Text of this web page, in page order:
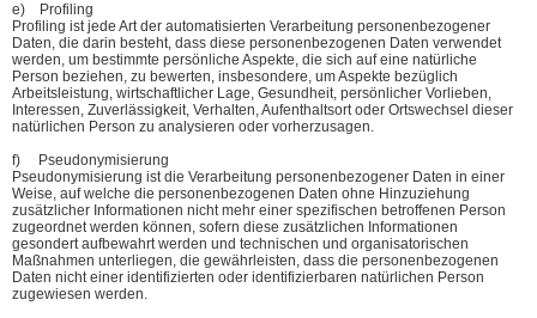
e) Profiling
Profiling ist jede Art der automatisierten Verarbeitung personenbezogener
Daten, die darin besteht, dass diese personenbezogenen Daten verwendet
werden, um bestimmte persönliche Aspekte, die sich auf eine natürliche
Person beziehen, zu bewerten, insbesondere, um Aspekte bezüglich
Arbeitsleistung, wirtschaftlicher Lage, Gesundheit, persönlicher Vorlieben,
Interessen, Zuverlässigkeit, Verhalten, Aufenthaltsort oder Ortswechsel dieser
natürlichen Person zu analysieren oder vorherzusagen.
f) Pseudonymisierung
Pseudonymisierung ist die Verarbeitung personenbezogener Daten in einer
Weise, auf welche die personenbezogenen Daten ohne Hinzuziehung
zusätzlicher Informationen nicht mehr einer spezifischen betroffenen Person
zugeordnet werden können, sofern diese zusätzlichen Informationen
gesondert aufbewahrt werden und technischen und organisatorischen
Maßnahmen unterliegen, die gewährleisten, dass die personenbezogenen
Daten nicht einer identifizierten oder identifizierbaren natürlichen Person
zugewiesen werden.